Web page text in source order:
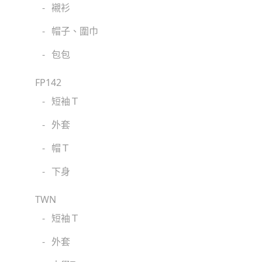
- 襯衫
- 帽子、圍巾
- 包包
FP142
- 短袖Ｔ
- 外套
- 帽Ｔ
- 下身
TWN
- 短袖Ｔ
- 外套